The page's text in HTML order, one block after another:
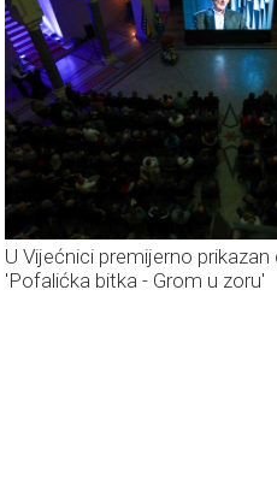
U Vijećnici premijerno
'Pofalićka bitka - Grom u zoru'